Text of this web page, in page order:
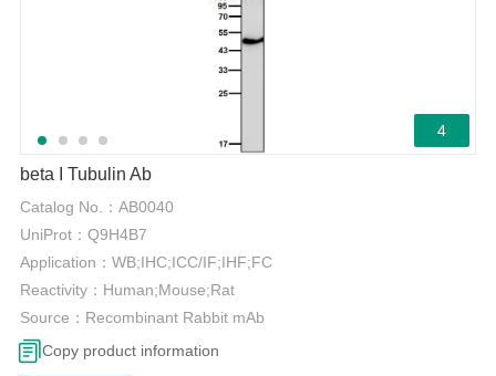
4
beta I Tubulin Ab
Catalog No.： AB0040
UniProt： Q9H4B7
Application： WB;IHC;ICC/IF;IHF;FC
Reactivity： Human;Mouse;Rat
Source： Recombinant Rabbit mAb
Copy product information